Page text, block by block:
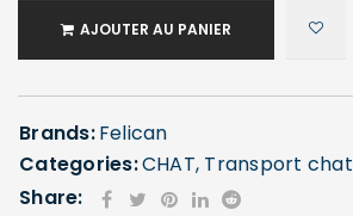
AJOUTER AU PANIER
Brands:Felican
Categories:CHAT, Transport chat
Share: